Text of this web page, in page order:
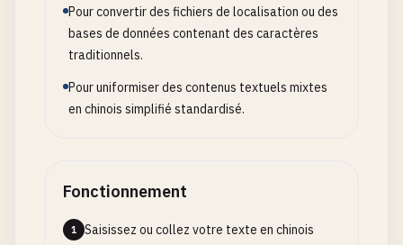
Pour convertir des fichiers de localisation ou des
bases de données contenant des caractères
traditionnels.
Pour uniformiser des contenus textuels mixtes
en chinois simplifié standardisé.
Fonctionnement
1
Saisissez ou collez votre texte en chinois